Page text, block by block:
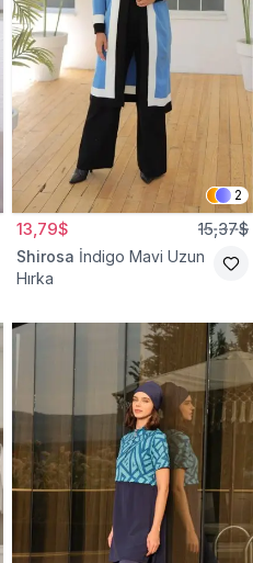
2
13,79$ 15,37$
Shirosa İndigo Mavi Uzun
Hırka